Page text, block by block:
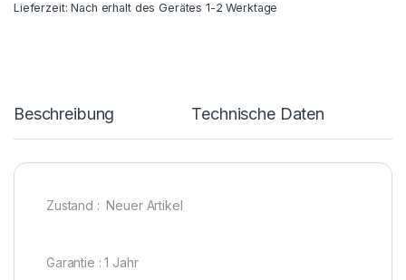
Lieferzeit:Nach erhalt des Gerätes 1-2 Werktage
Beschreibung Technische Daten
Zustand : Neuer Artikel
Garantie : 1 Jahr